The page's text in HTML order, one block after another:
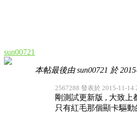
sun00721
本帖最後由 sun00721 於
2567288 發表於 2015-11-14
剛測試更新版 , 大致上
只有紅毛那個顯卡驅